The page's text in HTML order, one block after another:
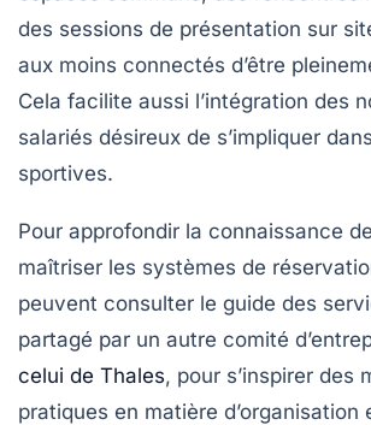
des sessions de présentation sur
aux moins connectés d’être
Cela facilite aussi l’intégration des
salariés désireux de s’impliquer
sportives.
Pour approfondir la connaissance
maîtriser les systèmes de
peuvent consulter le guide des
partagé par un autre comité
celui de Thales, pour s’inspirer des
pratiques en matière d’organisation